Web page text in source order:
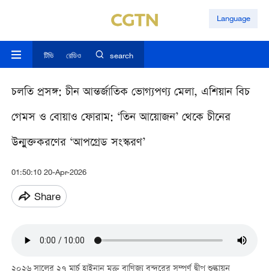
Language
টিভি রেডিও search
চলতি প্রসঙ্গ: চীন আন্তর্জাতিক ভোগ্যপণ্য মেলা, এশিয়ান বিচ
গেমস ও বোয়াও ফোরাম: ‘তিন আয়োজন’ থেকে চীনের
উন্মুক্তকরণের ‘আপগ্রেড সংস্করণ’
01:50:10 20-Apr-2026
Share